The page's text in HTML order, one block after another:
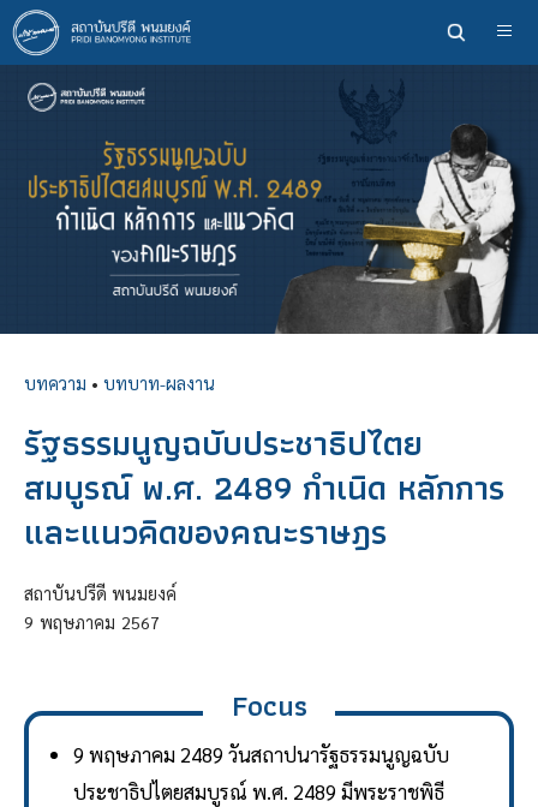
ข้าม
ไป
ยัง
เนื้อหา
บทความ • บทบาท-ผลงาน
รัฐธรรมนูญฉบับประชาธิปไตย
สมบูรณ์ พ.ศ. 2489 กำเนิด หลักการ
และแนวคิดของคณะราษฎร
สถาบันปรีดี พนมยงค์
9 พฤษภาคม 2567
Focus
9 พฤษภาคม 2489 วันสถาปนารัฐธรรมนูญฉบับ
ประชาธิปไตยสมบูรณ์ พ.ศ. 2489 มีพระราชพิธี